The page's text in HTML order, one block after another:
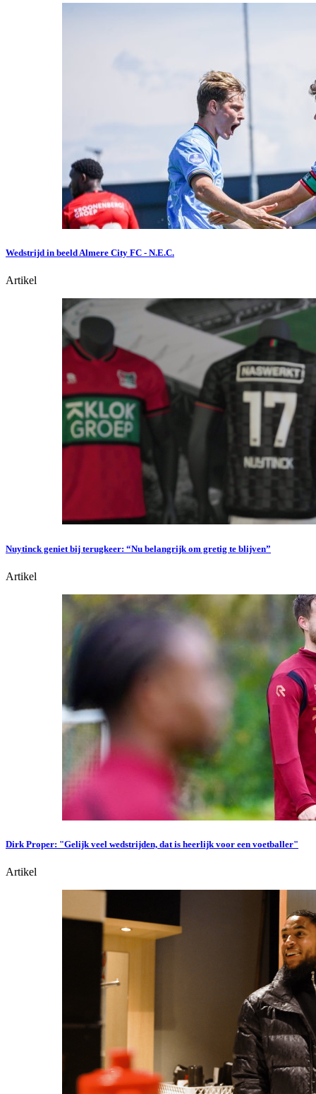
Wedstrijd in beeld Almere City FC - N.E.C.
Artikel
Nuytinck geniet bij terugkeer: “Nu belangrijk om gretig te blijven”
Artikel
Dirk Proper: "Gelijk veel wedstrijden, dat is heerlijk voor een voetballer"
Artikel